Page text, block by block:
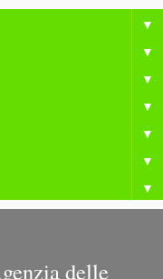
▼
▼
▼
▼
▼
▼
▼
delle